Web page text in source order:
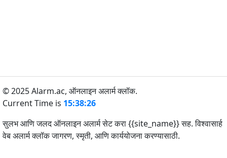
© 2025 Alarm.ac, ऑनलाइन अलार्म क्लॉक.
Current Time is 15:38:26
सुलभ आणि जलद ऑनलाइन अलार्म सेट करा {{site_name}} सह. विश्वासार्ह
वेब अलार्म क्लॉक जागरण, स्मृती, आणि कार्ययोजना करण्यासाठी.